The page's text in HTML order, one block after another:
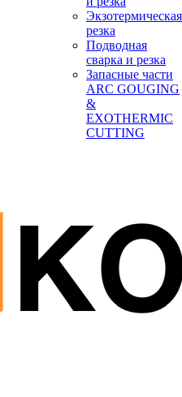
Экзотермическая
резка
Подводная
сварка и резка
Запасные части
ARC GOUGING
&
EXOTHERMIC
CUTTING